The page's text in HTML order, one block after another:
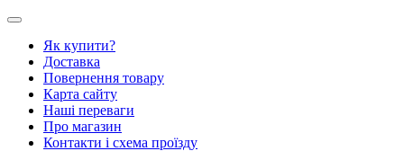
Як купити?
Доставка
Повернення товару
Карта сайту
Наші переваги
Про магазин
Контакти і схема проїзду